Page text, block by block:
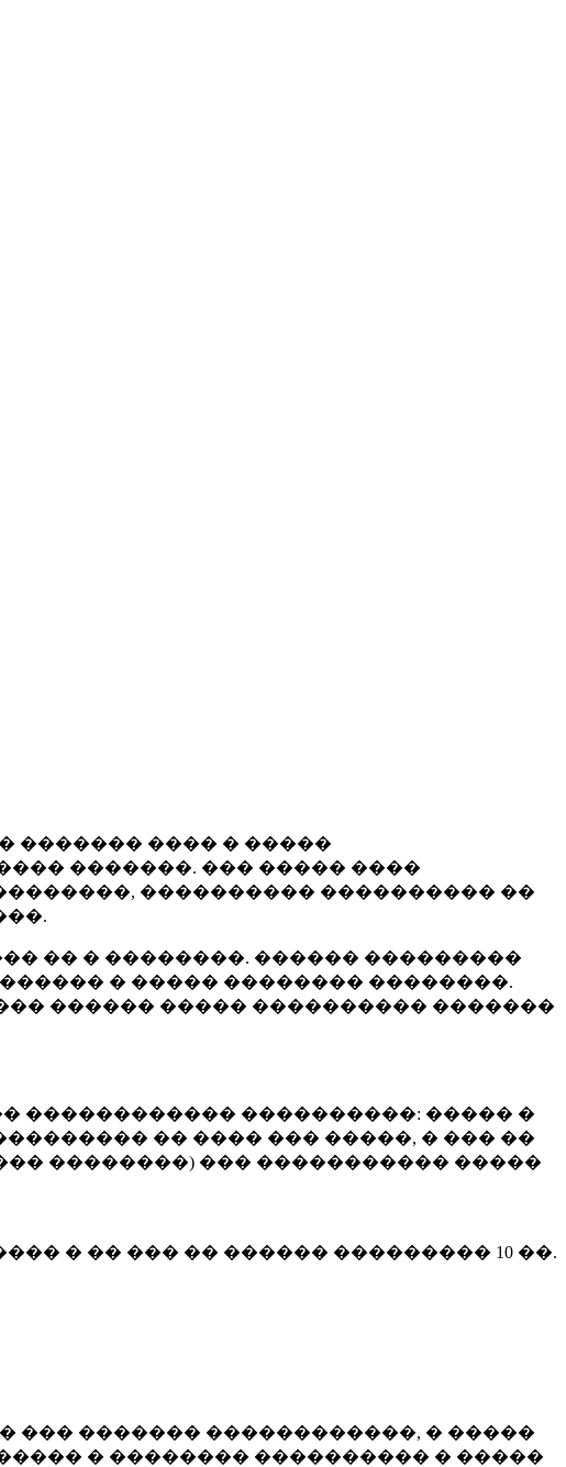
������� ���� � �����
�������. ��� ����� ����
���������� ���������� ��
�� � ��������. ������ ���������
� ����� �������� ��������.
������ ����� ���������� �������
������������ ����������: ����� �
�� ���� ��� �����, � ��� ��
��������) ��� ����������� �����
� �� ��� �� ������ ��������� 10 ��.
��� ������� ������������, � �����
� �������� ���������� � �����